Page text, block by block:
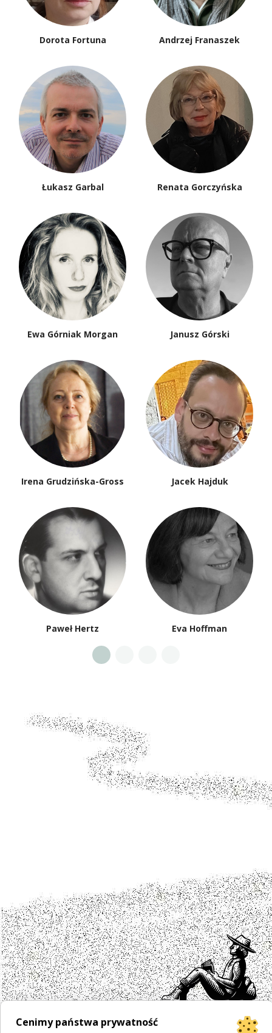
Dorota Fortuna Andrzej Franaszek
Łukasz Garbal Renata Gorczyńska
Ewa Górniak Morgan Janusz Górski
Irena Grudzińska-Gross Jacek Hajduk
Paweł Hertz Eva Hoffman
Cenimy państwa prywatność